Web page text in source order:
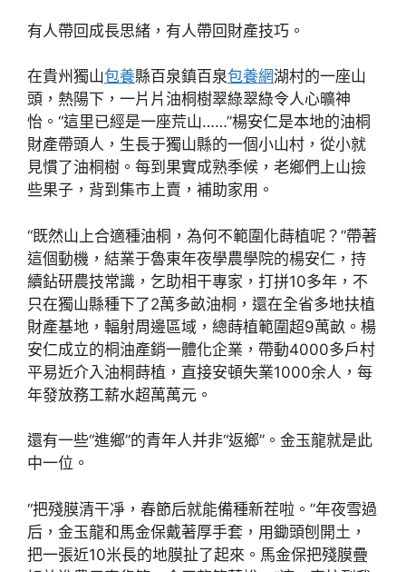
有人帶回成長思緒，有人帶回財產技巧。
在貴州獨山包養縣百泉鎮百泉包養網湖村的一座山
頭，熱陽下，一片片油桐樹翠綠翠綠令人心曠神
怡。“這里已經是一座荒山……”楊安仁是本地的油桐
財產帶頭人，生長于獨山縣的一個小山村，從小就
見慣了油桐樹。每到果實成熟季候，老鄉們上山撿
些果子，背到集市上賣，補助家用。
“既然山上合適種油桐，為何不範圍化蒔植呢？”帶著
這個動機，結業于魯東年夜學農學院的楊安仁，持
續鉆研農技常識，乞助相干專家，打拼10多年，不
只在獨山縣種下了2萬多畝油桐，還在全省多地扶植
財產基地，輻射周邊區域，總蒔植範圍超9萬畝。楊
安仁成立的桐油產銷一體化企業，帶動4000多戶村
平易近介入油桐蒔植，直接安頓失業1000余人，每
年發放務工薪水超萬萬元。
還有一些“進鄉”的青年人并非“返鄉”。金玉龍就是此
中一位。
“把殘膜清干凈，春節后就能備種新茬啦。”年夜雪過
后，金玉龍和馬金保戴著厚手套，用鋤頭刨開土，
把一張近10米長的地膜扯了起來。馬金保把殘膜疊